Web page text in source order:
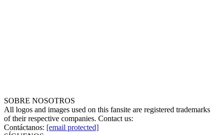
SOBRE NOSOTROS
All logos and images used on this fansite are registered trademarks
of their respective companies. Contact us:
Contáctanos: [email protected]